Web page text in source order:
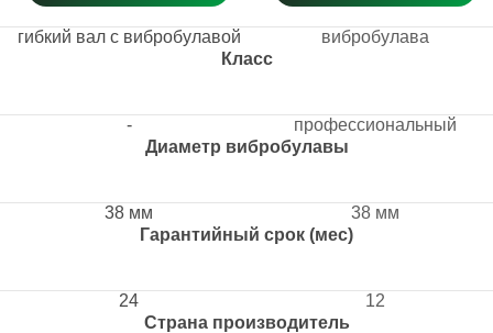
Класс
Диаметр вибробулавы
Гарантийный срок (мес)
Страна производитель
гибкий вал с вибробулавой
-
38 мм
24
вибробулава
профессиональный
38 мм
12